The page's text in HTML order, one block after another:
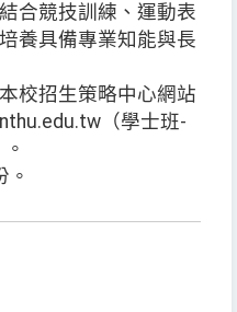
合競技訓練、運動表
養具備專業知能與長
校招生策略中心網站
（學士班-
。